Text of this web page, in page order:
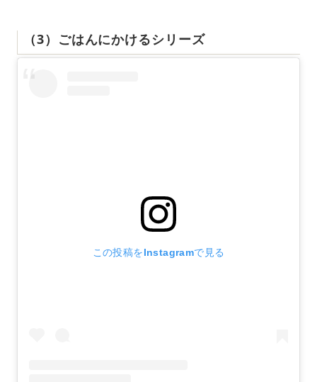
（3）ごはんにかけるシリーズ
この投稿をInstagramで見る